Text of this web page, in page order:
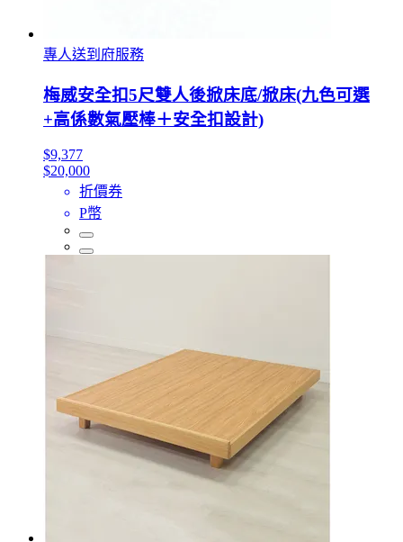
專人送到府服務
梅威安全扣5尺雙人後掀床底/掀床(九色可選
+高係數氣壓棒＋安全扣設計)
$9,377
$20,000
折價券
P幣